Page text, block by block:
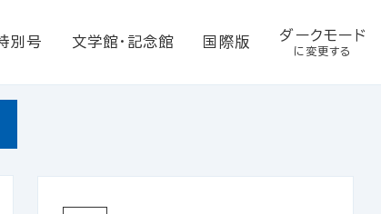
別号 文学館・記念館 国際版 ダークモード
に変更する